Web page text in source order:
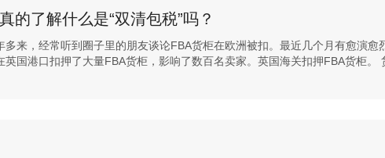
的了解什么是“双清包税”吗？
多来，经常听到圈子里的朋友谈论FBA货柜在欧洲被扣。最近几个月有愈演
英国港口扣押了大量FBA货柜，影响了数百名卖家。英国海关扣押FBA货柜。